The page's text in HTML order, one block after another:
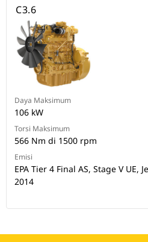
C3.6
Daya Maksimum
106 kW
Torsi Maksimum
566 Nm di 1500 rpm
Emisi
EPA Tier 4 Final AS, Stage V UE,
2014